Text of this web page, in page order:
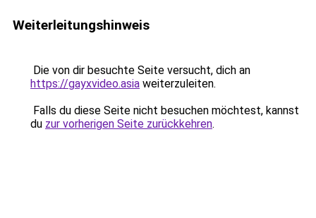
Weiterleitungshinweis
Die von dir besuchte Seite versucht, dich an
https://gayxvideo.asia weiterzuleiten.
Falls du diese Seite nicht besuchen möchtest, kannst
du zur vorherigen Seite zurückkehren.